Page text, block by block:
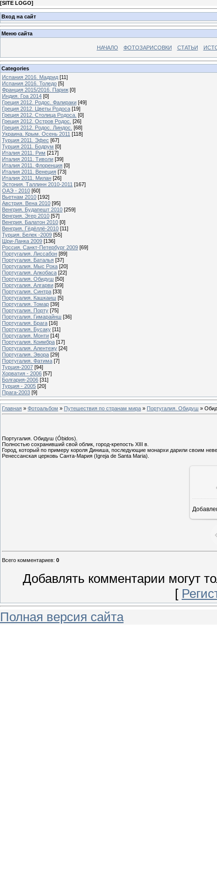
[SITE LOGO]
Вход на сайт
Меню сайта
НАЧАЛО ФОТОЗАРИСОВКИ СТАТЬИ
Categories
Испания 2016. Мадрид [11]
Испания 2016. Толедо [5]
Франция 2015/2016. Париж [0]
Индия. Гоа 2014 [0]
Греция 2012. Родос. Фалираки [49]
Греция 2012. Цветы Родоса [19]
Греция 2012. Столица Родоса. [0]
Греция 2012. Остров Родос. [26]
Греция 2012. Родос. Линдос. [68]
Украина. Крым. Осень 2011 [118]
Турция 2011. Эфес [67]
Турция 2011. Бодрум [0]
Италия 2011. Рим [217]
Италия 2011. Тиволи [39]
Италия 2011. Флоренция [0]
Италия 2011. Венеция [73]
Италия 2011. Милан [26]
Эстония. Таллинн 2010-2011 [167]
ОАЭ - 2010 [60]
Вьетнам 2010 [192]
Австрия. Вена 2010 [95]
Венгрия. Будапешт 2010 [259]
Венгрия. Эгер 2010 [57]
Венгрия. Балатон 2010 [0]
Венгрия. Гёдёллё-2010 [11]
Турция. Белек -2009 [55]
Шри-Ланка 2009 [136]
Россия. Санкт-Петербург 2009 [69]
Португалия. Лиссабон [89]
Португалия. Баталья [37]
Португалия. Мыс Рока [20]
Португалия. Алкобаса [22]
Португалия. Обидуш [50]
Португалия. Алгарви [59]
Португалия. Синтра [33]
Португалия. Кашкаиш [5]
Португалия. Томар [39]
Португалия. Порту [75]
Португалия. Гимарайнш [36]
Португалия. Брага [16]
Португалия. Бусаку [11]
Португалия. Монти [14]
Португалия. Коимбра [17]
Португалия. Алентежу [24]
Португалия. Эвора [29]
Португалия. Фатима [7]
Турция-2007 [94]
Хорватия - 2006 [57]
Болгария-2006 [31]
Турция - 2005 [20]
Прага-2003 [9]
Главная » Фотоальбом » Путешествия по странам мира » Португалия. Обидуш »
Португалия. Обидуш (Óbidos).
Полностью сохранивший свой облик, город-крепость XIII в.
Город, который по примеру короля Диниша, последующие монархи дарили своим
Ренессанская церковь Санта-Мария (Igreja de Santa Maria).
Всего комментариев: 0
Добавлять комментарии могут
[
Полная версия сайта